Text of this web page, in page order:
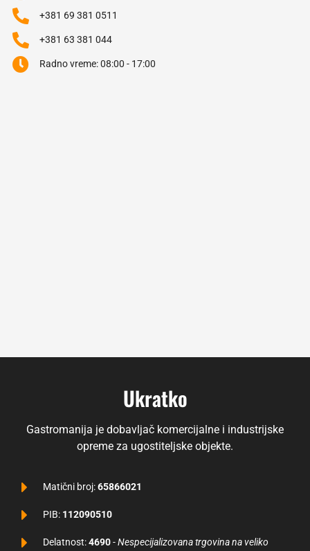
+381 69 381 0511
+381 63 381 044
Radno vreme: 08:00 - 17:00
Ukratko
Gastromanija je dobavljač komercijalne i industrijske
opreme za ugostiteljske objekte.
Matični broj:65866021
PIB: 112090510
Delatnost:4690-Nespecijalizovana trgovina na veliko